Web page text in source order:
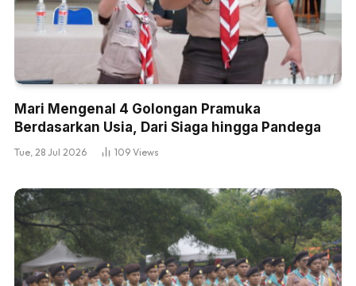
Mari Mengenal 4 Golongan Pramuka
Berdasarkan Usia, Dari Siaga hingga Pandega
Tue, 28 Jul 2026 109 Views